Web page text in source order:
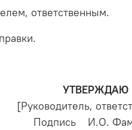
ответственным.
УТВЕРЖДАЮ
[Руководитель,
Подпись И.О.